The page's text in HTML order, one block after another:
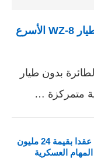
الأقمار الصناعية تظهر الطائرة بدون طيار WZ-8 الأسرع
بدون طيار
BAE Systems توقع عقدا بقيمة 24 مليون
العسكرية